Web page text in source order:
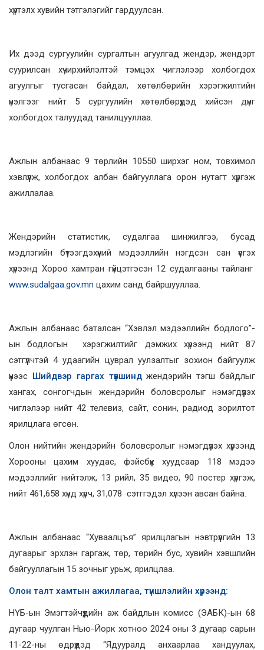
хүртэлх хувийн тэтгэлэгийг гардуулсан.
Их дээд сургуулийн сургалтын агуулгад жендэр, жендэрт
суурилсан хүчирхийлэлтэй тэмцэх чиглэлээр холбогдох
агуулгыг тусгасан байдал, хөтөлбөрийн хэрэгжилтийн
үнэлгээг нийт 5 сургуулийн хөтөлбөрүүдэд хийсэн дүнг
холбогдох талуудад танилцууллаа.
Ажлын албанаас 9 төрлийн 10550 ширхэг ном, товхимол
хэвлүүлж, холбогдох албан байгууллага орон нутагт хүргэж
ажиллалаа.
Жендэрийн статистик, судалгаа шинжилгээ, бусад
мэдлэгийн бүтээгдэхүүний мэдээллийн нэгдсэн сан үүсгэх
хүрээнд Хороо хамтран гүйцэтгэсэн 12 судалгааны тайланг
www.sudalgaa.gov.mn цахим санд байршууллаа.
Ажлын албанаас баталсан “Хэвлэл мэдээллийн бодлого”-
ын бодлогын хэрэгжилтийг дэмжих хүрээнд нийт 87
сэтгүүлчтэй 4 удаагийн цуврал уулзалтыг зохион байгуулж
үүнээс Шийдвэр гаргах түвшинджендэрийн тэгш байдлыг
хангах, сонгогчдын жендэрийн боловсролыг нэмэгдүүлэх
чиглэлээр нийт 42 телевиз, сайт, сонин, радиод зорилтот
ярилцлага өгсөн.
Олон нийтийн жендэрийн боловсролыг нэмэгдүүлэх хүрээнд
Хорооны цахим хуудас, фэйсбүүк хуудсаар 118 мэдээ
мэдээллийг нийтэлж, 13 рийл, 35 видео, 90 постер хүргэж,
нийт 461,658 хүнд хүрч, 31,078 сэтггэдэл хүлээн авсан байна.
Ажлын албанаас “Хуваалцъя” ярилцлагын нэвтрүүлгийн 13
дугаарыг эрхлэн гаргаж, төр, төрийн бус, хувийн хэвшлийн
байгууллагын 15 зочныг урьж, ярилцлаа.
Олон талт хамтын ажиллагаа, түншлэлийн хүрээнд:
НҮБ-ын Эмэгтэйчүүдийн аж байдлын комисс (ЭАБК)-ын 68
дугаар чуулган Нью-Йорк хотноо 2024 оны 3 дугаар сарын
11-22-ны өдрүүдэд “Ядууралд анхаарлаа хандуулах,